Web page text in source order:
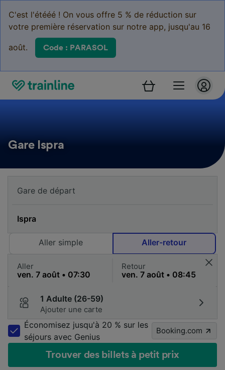
C'est l'étééé ! On vous offre 5 % de réduction sur
votre première réservation sur notre app, jusqu'au 16
août. Code : PARASOL
Gare Ispra
Aller simple Aller-retour
Aller Retour
1 Adulte (26-59)
Ajouter une carte
Économisez jusqu'à 20 % sur les
séjours avec Genius
Booking.com
Trouver des billets à petit prix